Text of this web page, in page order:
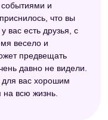
и
что вы
вас есть друзья, с
весело и
предвещать
давно не видели.
для вас хорошим
всю жизнь.